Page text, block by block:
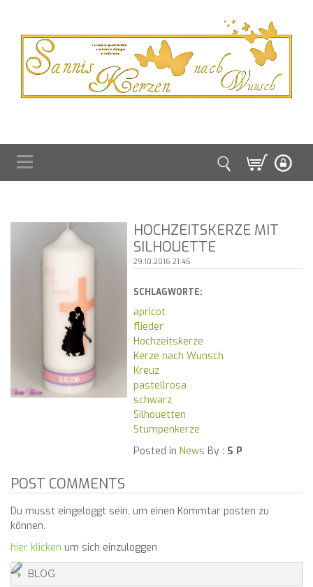
HOCHZEITSKERZE MIT
SILHOUETTE
29.10.2016 21:45
SCHLAGWORTE:
apricot
flieder
Hochzeitskerze
Kerze nach Wunsch
Kreuz
pastellrosa
schwarz
Silhouetten
Stumpenkerze
Posted in News By : S P
POST COMMENTS
Du musst eingeloggt sein, um einen Kommtar posten zu
können.
hier klicken um sich einzuloggen
BLOG